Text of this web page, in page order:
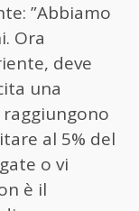
”Abbiamo
Ora
deve
una
raggiungono
al 5% del
o vi
è il